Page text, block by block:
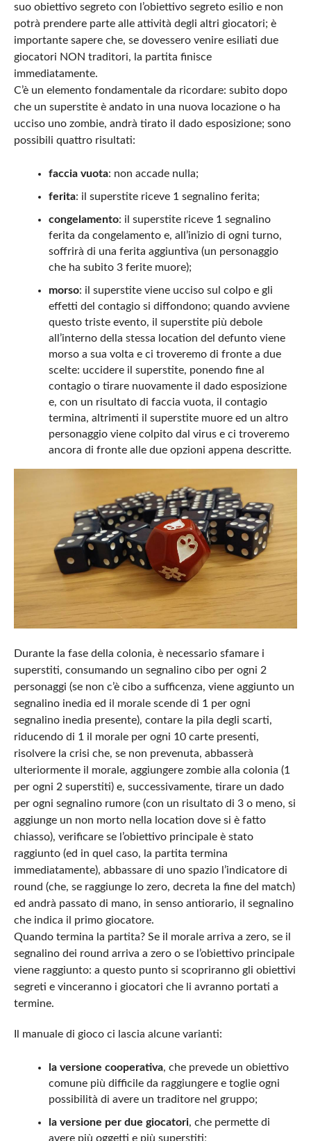
suo obiettivo segreto con l’obiettivo segreto esilio e non
potrà prendere parte alle attività degli altri giocatori; è
importante sapere che, se dovessero venire esiliati due
giocatori NON traditori, la partita finisce
immediatamente.
C’è un elemento fondamentale da ricordare: subito dopo
che un superstite è andato in una nuova locazione o ha
ucciso uno zombie, andrà tirato il dado esposizione; sono
possibili quattro risultati:
faccia vuota: non accade nulla;
ferita: il superstite riceve 1 segnalino ferita;
congelamento: il superstite riceve 1 segnalino
ferita da congelamento e, all’inizio di ogni turno,
soffrirà di una ferita aggiuntiva (un personaggio
che ha subito 3 ferite muore);
morso: il superstite viene ucciso sul colpo e gli
effetti del contagio si diffondono; quando avviene
questo triste evento, il superstite più debole
all’interno della stessa location del defunto viene
morso a sua volta e ci troveremo di fronte a due
scelte: uccidere il superstite, ponendo fine al
contagio o tirare nuovamente il dado esposizione
e, con un risultato di faccia vuota, il contagio
termina, altrimenti il superstite muore ed un altro
personaggio viene colpito dal virus e ci troveremo
ancora di fronte alle due opzioni appena descritte.
Durante la fase della colonia, è necessario sfamare i
superstiti, consumando un segnalino cibo per ogni 2
personaggi (se non c’è cibo a sufficenza, viene aggiunto un
segnalino inedia ed il morale scende di 1 per ogni
segnalino inedia presente), contare la pila degli scarti,
riducendo di 1 il morale per ogni 10 carte presenti,
risolvere la crisi che, se non prevenuta, abbasserà
ulteriormente il morale, aggiungere zombie alla colonia (1
per ogni 2 superstiti) e, successivamente, tirare un dado
per ogni segnalino rumore (con un risultato di 3 o meno, si
aggiunge un non morto nella location dove si è fatto
chiasso), verificare se l’obiettivo principale è stato
raggiunto (ed in quel caso, la partita termina
immediatamente), abbassare di uno spazio l’indicatore di
round (che, se raggiunge lo zero, decreta la fine del match)
ed andrà passato di mano, in senso antiorario, il segnalino
che indica il primo giocatore.
Quando termina la partita? Se il morale arriva a zero, se il
segnalino dei round arriva a zero o se l’obiettivo principale
viene raggiunto: a questo punto si scopriranno gli obiettivi
segreti e vinceranno i giocatori che li avranno portati a
termine.
Il manuale di gioco ci lascia alcune varianti:
la versione cooperativa, che prevede un obiettivo
comune più difficile da raggiungere e toglie ogni
possibilità di avere un traditore nel gruppo;
la versione per due giocatori, che permette di
avere più oggetti e più superstiti;